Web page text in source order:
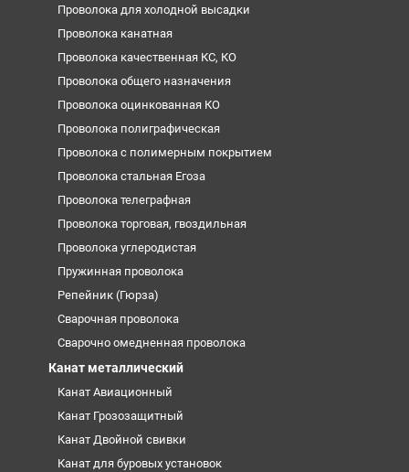
Проволока для холодной высадки
Проволока канатная
Проволока качественная КС, КО
Проволока общего назначения
Проволока оцинкованная КО
Проволока полиграфическая
Проволока с полимерным покрытием
Проволока стальная Егоза
Проволока телеграфная
Проволока торговая, гвоздильная
Проволока углеродистая
Пружинная проволока
Репейник (Гюрза)
Сварочная проволока
Сварочно омедненная проволока
Канат металлический
Канат Авиационный
Канат Грозозащитный
Канат Двойной свивки
Канат для буровых установок